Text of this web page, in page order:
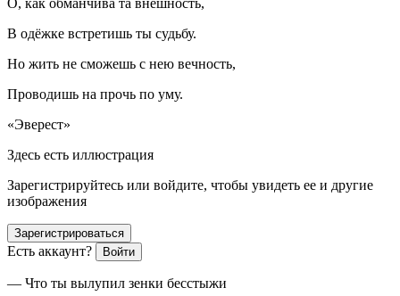
В одёжке встретишь ты судьбу.
Но жить не сможешь с нею вечность,
Проводишь на прочь по уму.
«Эверест»
Здесь есть иллюстрация
Зарегистрируйтесь или войдите, чтобы увидеть ее и другие
изображения
Зарегистрироваться
Есть аккаунт? Войти
— Что ты вылупил зенки бесстыжи